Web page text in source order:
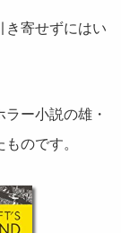
き寄せずにはい
ー小説の雄・
のです。